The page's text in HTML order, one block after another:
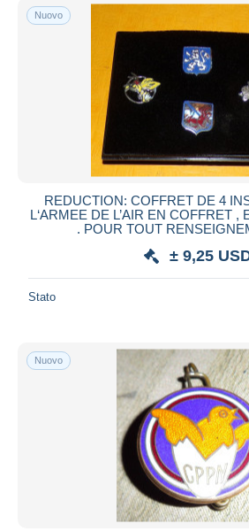
Medaglie & distintivi
Prezzo fisso
Asta con offerte
Aste senza offerte
Casa d'aste
Tutte le durate
Chiude fra
Dalle
Metodi di pagamento
PayPal
Bonifico bancario
Visa
Mastercard
Bancontact
iDeal
Nuovo
REDUCTION: COFFRET DE 4
L‘ARMEE DE L’AIR EN COFFRET ,
. POUR TOUT
± 9,25
Stato
Nuovo